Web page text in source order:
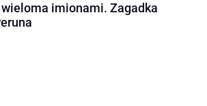
imionami. Zagadka